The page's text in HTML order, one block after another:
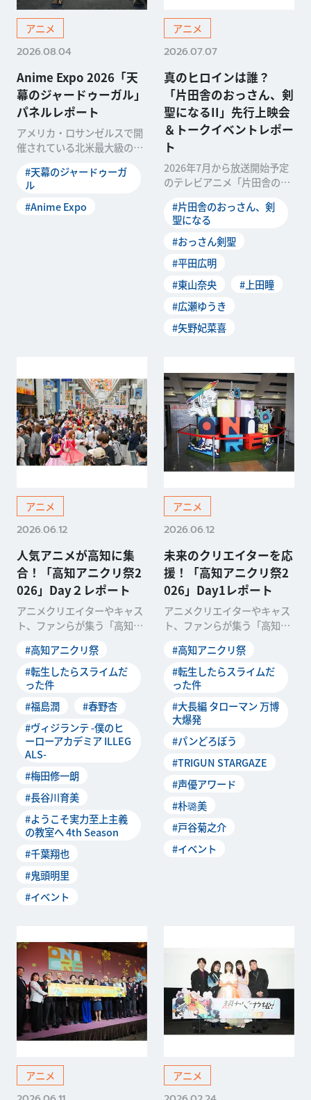
アニメ
2026.08.04
Anime Expo 2026「天
幕のジャードゥーガル」
パネルレポート
アメリカ・ロサンゼルスで開
催されている北米最大級のア
2026。その2日目となる7月3
日、この夏スタートの新作TV
シリーズ「天幕のジャードゥ
#天幕のジャードゥーガ
ル
#Anime Expo
アニメ
2026.07.07
真のヒロインは誰？
「片田舎のおっさん、剣
聖になるII」先行上映会
＆トークイベントレポー
ト
2026年7月から放送開始予定
のテレビアニメ「片田舎のお
話・第2話の先行上映会＆キ
ャストトークが、6月28日
（日）に東京・丸の内ピカデ
リーで開催されました。登壇
者はベリル・ガーデ...
#片田舎のおっさん、剣
聖になる
#おっさん剣聖
#平田広明
#東山奈央
#上田瞳
#広瀬ゆうき
#矢野妃菜喜
アニメ
2026.06.12
人気アニメが高知に集
合！「高知アニクリ祭2
026」Day２レポート
アニメクリエイターやキャス
ト、ファンらが集う「高知ア
月11日、12日にわたって開催
されました。「高知でのアニ
メ産業基盤の創造」をミッシ
ョンに掲げる「高知アニメク
リエイター聖地プ...
#高知アニクリ祭
#転生したらスライムだ
った件
#福島潤
#春野杏
#ヴィジランテ -僕のヒ
ーローアカデミア ILLEG
ALS-
#梅田修一朗
#長谷川育美
#ようこそ実力至上主義
の教室へ 4th Season
#千葉翔也
#鬼頭明里
#イベント
アニメ
2026.06.12
未来のクリエイターを応
援！「高知アニクリ祭2
026」Day1レポート
アニメクリエイターやキャス
ト、ファンらが集う「高知ア
月11日、12日にわたって開催
されました。「高知でのアニ
メ産業基盤の創造」をミッシ
ョンに掲げる「高知アニメク
リエイター聖地プ...
#高知アニクリ祭
#転生したらスライムだ
った件
#大長編 タローマン 万博
大爆発
#パンどろぼう
#TRIGUN STARGAZE
#声優アワード
#朴璐美
#戸谷菊之介
#イベント
アニメ アニメ